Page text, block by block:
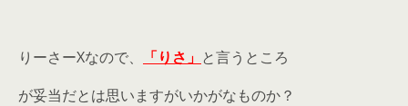
りーさーXなので、 「りさ」 と言うところ
が妥当だとは思いますがいかがなものか？